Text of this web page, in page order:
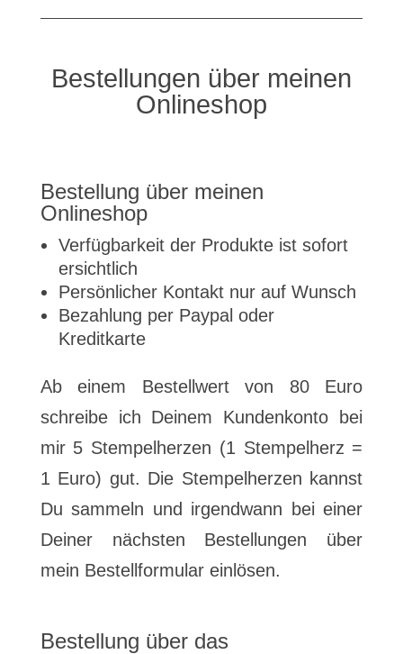
Bestellungen über meinen
Onlineshop
Bestellung über meinen
Onlineshop
Verfügbarkeit der Produkte ist sofort
ersichtlich
Persönlicher Kontakt nur auf Wunsch
Bezahlung per Paypal oder
Kreditkarte
Ab einem Bestellwert von 80 Euro
schreibe ich Deinem Kundenkonto bei
mir 5 Stempelherzen (1 Stempelherz =
1 Euro) gut. Die Stempelherzen kannst
Du sammeln und irgendwann bei einer
Deiner nächsten Bestellungen über
mein Bestellformular einlösen.
Bestellung über das